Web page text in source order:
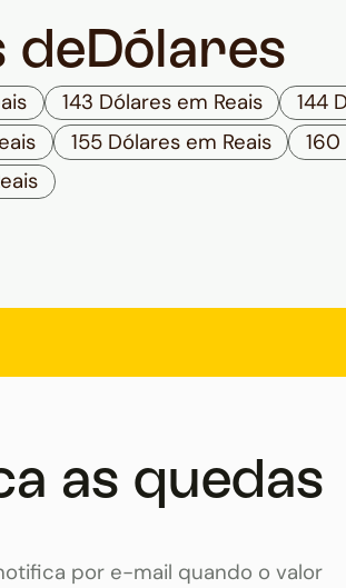
de Dólares
143 Dólares em Reais 144
155 Dólares em Reais 160
as quedas
por e-mail quando o valor